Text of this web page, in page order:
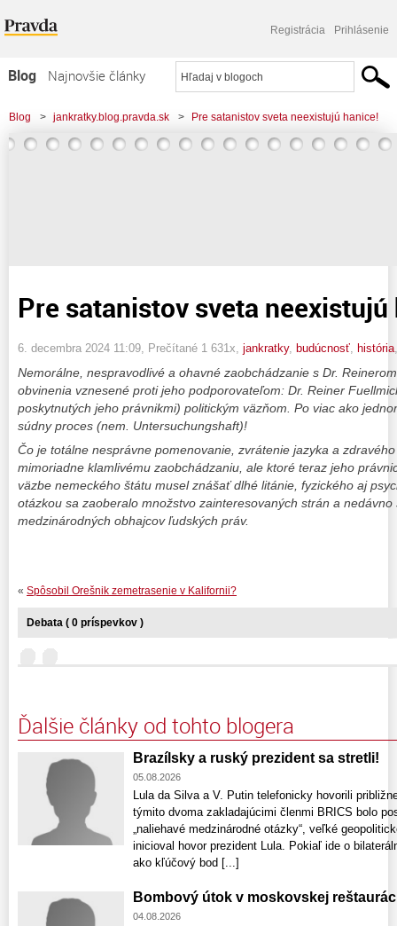
Registrácia Prihlásenie
Blog
Najnovšie články
Najčítanejšie články
Najkomentovanejšie články
Blog > jankratky.blog.pravda.sk > Pre satanistov sveta neexistujú hanice!
Pre satanistov sveta neexistujú
6. decembra 2024 11:09 , Prečítané 1 631x, jankratky, budúcnosť história
Nemorálne, nespravodlivé a ohavné zaobchádzanie s Dr.
obvinenia vznesené proti jeho podporovateľom: Dr. Reiner
poskytnutých jeho právnikmi) politickým väzňom. Po viac ako
súdny proces (nem. Untersuchungshaft)!
Čo je totálne nesprávne pomenovanie, zvrátenie jazyka a
mimoriadne klamlivému zaobchádzaniu, ale ktoré teraz jeho
väzbe nemeckého štátu musel znášať dlhé litánie, fyzického aj
otázkou sa zaoberalo množstvo zainteresovaných strán a
medzinárodných obhajcov ľudských práv.
« Spôsobil Orešnik zemetrasenie v Kalifornii?
Debata ( 0 príspevkov )
Ďalšie články od tohto blogera
Brazílsky a ruský prezident sa stretli!
05.08.2026
Lula da Silva a V. Putin telefonicky hovorili
týmito dvoma zakladajúcimi členmi BRICS bolo
„naliehavé medzinárodné otázky“, veľké
inicioval hovor prezident Lula. Pokiaľ ide o
ako kľúčový bod [...]
Bombový útok v moskovskej
04.08.2026